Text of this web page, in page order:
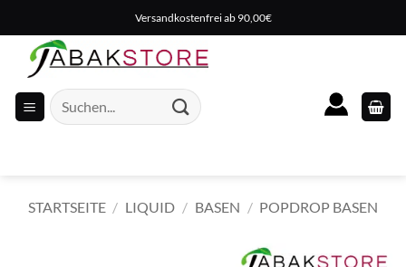
Inhalt
springen
Versandkostenfrei ab 90,00€
Suche
nach:
STARTSEITE / LIQUID / BASEN / POPDROP BASEN